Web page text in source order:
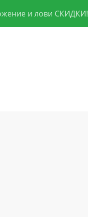
и лови СКИДКИ!